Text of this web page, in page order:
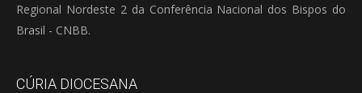
Regional Nordeste 2 da Conferência Nacional dos Bispos do
Brasil - CNBB.
CÚRIA DIOCESANA